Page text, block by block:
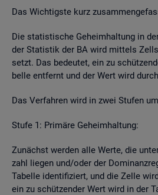
Das Wich­tigs­te kurz
Die sta­tis­ti­sche Ge­heim­hal­tung in
der Sta­tis­tik der BA wird mit­tels
setzt. Das be­deu­tet, ein zu
bel­le ent­fernt und der Wert wird
Das Ver­fah­ren wird in zwei Stu­fen
Stufe 1: Pri­mä­re Ge­heim­hal­tung:
Zu­nächst wer­den alle Werte, die
zahl lie­gen und/oder der
Ta­bel­le iden­ti­fi­ziert, und die Zelle
ein zu schüt­zen­der Wert wird in der